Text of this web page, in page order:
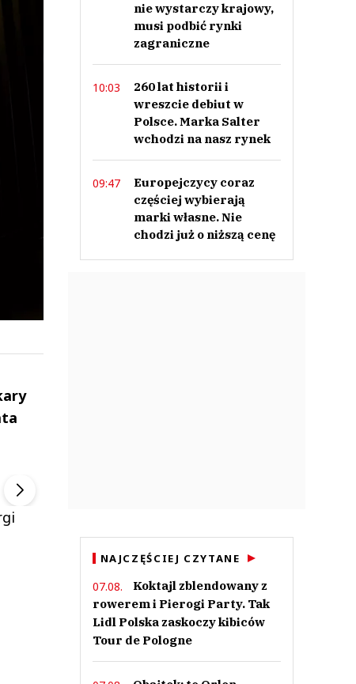
nie wystarczy krajowy,
musi podbić rynki
zagraniczne
10:03
260 lat historii i
wreszcie debiut w
Polsce. Marka Salter
wchodzi na nasz rynek
09:47
Europejczycy coraz
częściej wybierają
marki własne. Nie
chodzi już o niższą cenę
NAJCZĘŚCIEJ CZYTANE
07.08.
Koktajl zblendowany z
rowerem i Pierogi Party. Tak
Lidl Polska zaskoczy kibiców
Tour de Pologne